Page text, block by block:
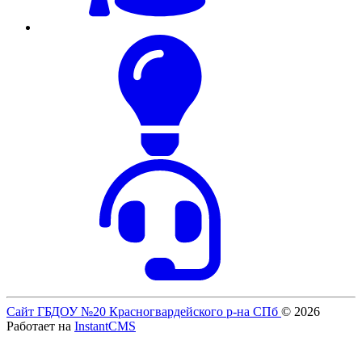
Сайт ГБДОУ №20 Красногвардейского р-на СПб © 2026
Работает на InstantCMS